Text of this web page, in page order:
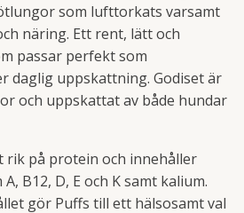
som lufttorkats varsamt
näring. Ett rent, lätt och
passar perfekt som
daglig uppskattning. Godiset är
och uppskattat av både hundar
på protein och innehåller
B12, D, E och K samt kalium.
gör Puffs till ett hälsosamt val